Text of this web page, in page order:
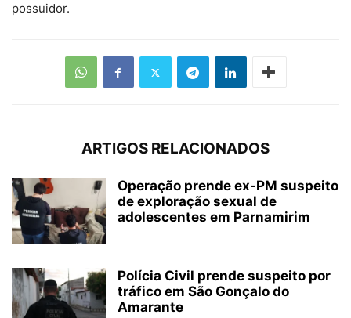
possuidor.
ARTIGOS RELACIONADOS
Operação prende ex-PM suspeito
de exploração sexual de
adolescentes em Parnamirim
Polícia Civil prende suspeito por
tráfico em São Gonçalo do
Amarante